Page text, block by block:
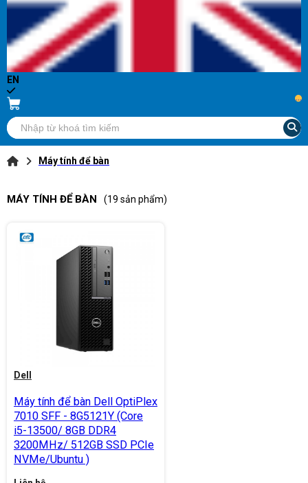
EN
...
Máy tính để bàn
MÁY TÍNH ĐỂ BÀN (19 sản phẩm)
Dell
Máy tính để bàn Dell OptiPlex
7010 SFF - 8G5121Y (Core
i5-13500/ 8GB DDR4
3200MHz/ 512GB SSD PCIe
NVMe/Ubuntu )